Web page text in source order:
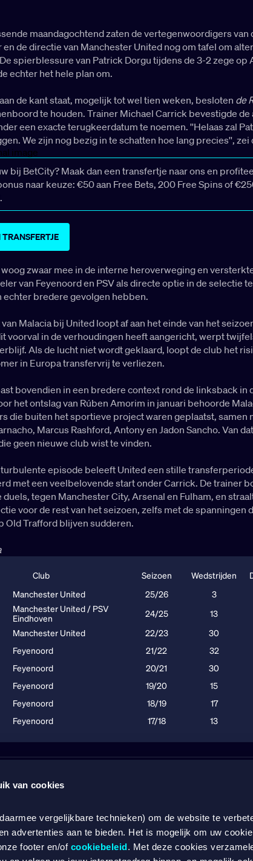
van cookies
vergelijkbare technieken) om de website te
advertenties aan te bieden. Het is mogelijk om uw
footer en/of cookiebeleid. Met deze cookies
maandagochtend zaten de vertegenwoordigers van
de directie van Manchester United nog om tafel om
spierblessure van Patrick Dorgu tijdens de 3-2 zege op
echter het hele plan om.
de kant staat, mogelijk tot wel tien weken, besloten de
te houden. Trainer Michael Carrick bevestigde de
een exacte terugkeerdatum te noemen. ''Helaas zal
We zijn nog bezig in te schatten hoe lang precies'', zei
bij BetCity? Maak dan een transfertje naar ons en
naar keuze: €50 aan Free Bets, 200 Free Spins of
zwaar mee in de interne heroverweging en
van Feyenoord en PSV als directe optie in de selectie
echter bredere gevolgen hebben.
Malacia bij United loopt af aan het einde van het
voorval in de verhoudingen heeft aangericht, werpt
Als de lucht niet wordt geklaard, loopt de club het
in Europa transfervrij te verliezen.
bovendien in een bredere context rond de linksback in
het ontslag van Rúben Amorim in januari behoorde
die buiten het sportieve project waren geplaatst, samen
Marcus Rashford, Antony en Jadon Sancho. Van
geen nieuwe club wist te vinden.
episode beleeft United een stille
met een veelbelovende start onder Carrick. De trainer
duels, tegen Manchester City, Arsenal en Fulham, en
voor de rest van het seizoen, zelfs met de spanningen
Old Trafford blijven sudderen.
CASINO
Online casino
Online gokken